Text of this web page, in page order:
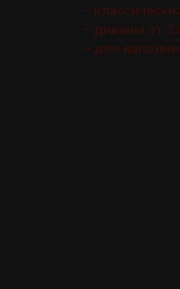
–
– диваны от
– для